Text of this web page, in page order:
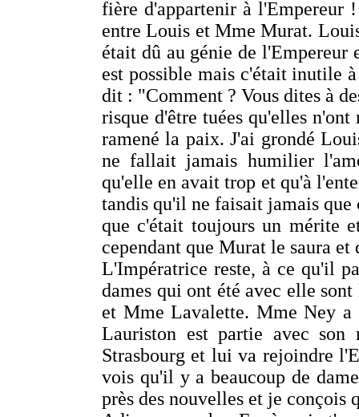
fière d'appartenir à l'Empereur
entre Louis et Mme Murat.
était dû au génie de l'Empereur
est possible mais c'était inutile
dit : "Comment ? Vous dites à
risque d'être tuées qu'elles
ramené la paix. J'ai grondé
ne fallait jamais humilier
qu'elle en avait trop et qu'à
tandis qu'il ne faisait jamais
que c'était toujours un mérite
cependant que Murat le saura
L'Impératrice reste, à ce qu'il
dames qui ont été avec elle
et Mme Lavalette. Mme Ney
Lauriston est partie avec
Strasbourg et lui va rejoindre
vois qu'il y a beaucoup de
près des nouvelles et je conçois